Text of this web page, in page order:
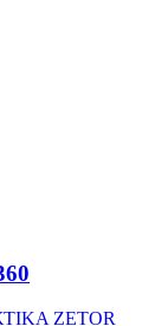
ZETOR